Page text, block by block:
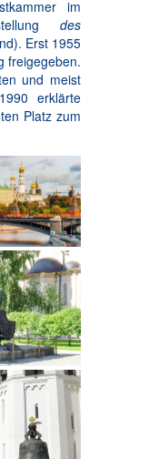
im
des
Erst 1955
freigegeben.
und meist
erklärte
Platz zum